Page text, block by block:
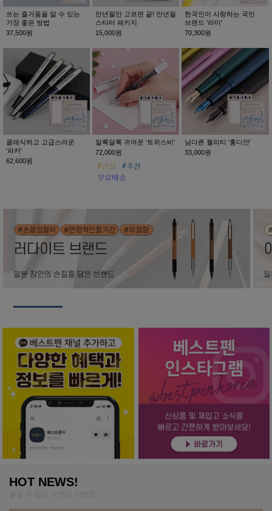
쓰는 즐거움을 알 수 있는
가장 좋은 방법
37,500원
만년필만 고르면 끝! 만년필
스타터 패키지
15,000원
한국인이 사랑하는 국민
브랜드 '라미'
70,300원
클래식하고 고급스러운
'파카'
62,600원
알록달록 귀여운 '트위스비'
72,000원
남다른 퀄리티 '홍디안'
33,000원
HOT NEWS!